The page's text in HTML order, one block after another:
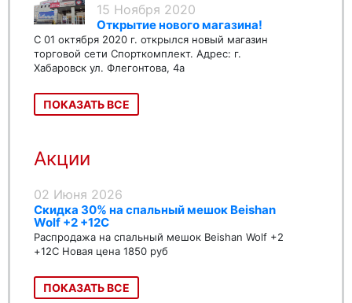
15 Ноября 2020
Открытие нового магазина!
С 01 октября 2020 г. открылся новый магазин
торговой сети Спорткомплект. Адрес: г.
Хабаровск ул. Флегонтова, 4а
ПОКАЗАТЬ ВСЕ
Акции
02 Июня 2026
Скидка 30% на спальный мешок Beishan
Wolf +2 +12C
Распродажа на спальный мешок Beishan Wolf +2
+12C Новая цена 1850 руб
ПОКАЗАТЬ ВСЕ